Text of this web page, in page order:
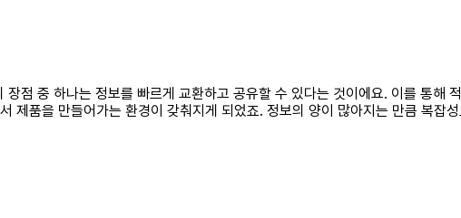
점 중 하나는 정보를 빠르게 교환하고 공유할 수 있다는 것이에요. 이를 통해
제품을 만들어가는 환경이 갖춰지게 되었죠. 정보의 양이 많아지는 만큼 복잡